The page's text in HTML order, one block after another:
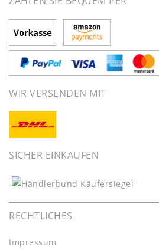
WIR VERSENDEN MIT
SICHER EINKAUFEN
RECHTLICHES
Impressum